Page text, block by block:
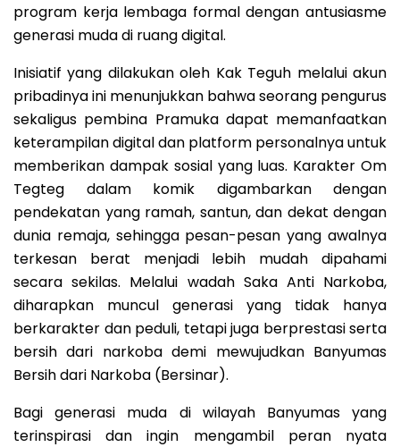
program kerja lembaga formal dengan antusiasme
generasi muda di ruang digital.
Inisiatif yang dilakukan oleh Kak Teguh melalui akun
pribadinya ini menunjukkan bahwa seorang pengurus
sekaligus pembina Pramuka dapat memanfaatkan
keterampilan digital dan platform personalnya untuk
memberikan dampak sosial yang luas. Karakter Om
Tegteg dalam komik digambarkan dengan
pendekatan yang ramah, santun, dan dekat dengan
dunia remaja, sehingga pesan-pesan yang awalnya
terkesan berat menjadi lebih mudah dipahami
secara sekilas. Melalui wadah Saka Anti Narkoba,
diharapkan muncul generasi yang tidak hanya
berkarakter dan peduli, tetapi juga berprestasi serta
bersih dari narkoba demi mewujudkan Banyumas
Bersih dari Narkoba (Bersinar).
Bagi generasi muda di wilayah Banyumas yang
terinspirasi dan ingin mengambil peran nyata